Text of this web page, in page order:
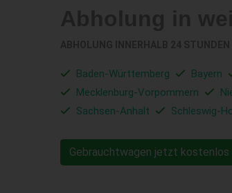
Baden-Württemberg Bayern
Mecklenburg-Vorpommern
Sachsen-Anhalt
Schleswig-
Gebrauchtwagen jetzt kostenlos